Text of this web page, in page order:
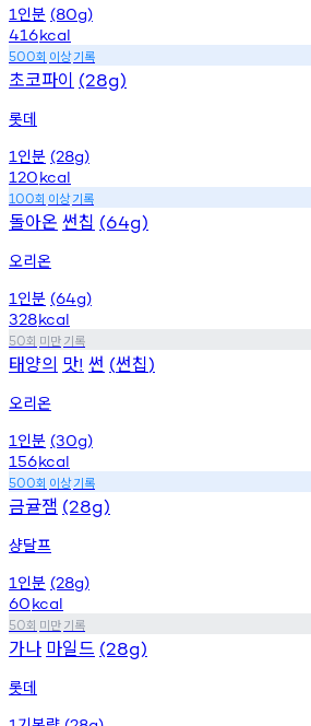
1 인분 (80g)
416kcal
500회 이상기록
초코파이 (28g)
롯데
1 인분 (28g)
120kcal
100회 이상기록
돌아온 썬칩 (64g)
오리온
1 인분 (64g)
328kcal
50회 미만기록
태양의 맛! 썬 (썬칩)
오리온
1 인분 (30g)
156kcal
500회 이상기록
금귤잼 (28g)
샹달프
1 인분 (28g)
60kcal
50회 미만기록
가나 마일드 (28g)
롯데